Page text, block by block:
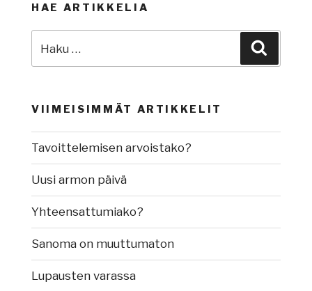
HAE ARTIKKELIA
VIIMEISIMMÄT ARTIKKELIT
Tavoittelemisen arvoistako?
Uusi armon päivä
Yhteensattumiako?
Sanoma on muuttumaton
Lupausten varassa